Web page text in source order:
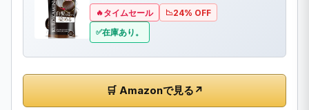
タイムセール
24% OFF
在庫あり。
🛒 Amazonで見る ↗